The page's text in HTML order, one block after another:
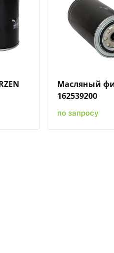
в избранное
Масляный
162539200
по запросу